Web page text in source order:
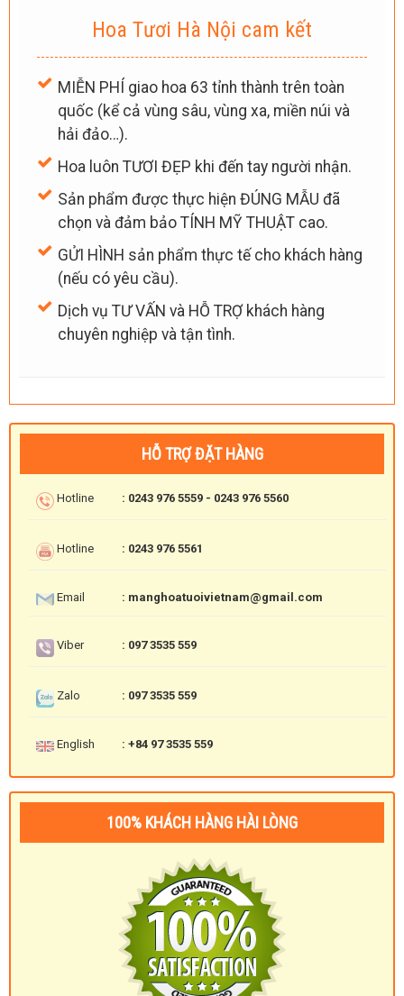
Hoa Tươi Hà Nội cam kết
MIỄN PHÍ giao hoa 63 tỉnh thành trên toàn
quốc (kể cả vùng sâu, vùng xa, miền núi và
hải đảo…).
Hoa luôn TƯƠI ĐẸP khi đến tay người nhận.
Sản phẩm được thực hiện ĐÚNG MẪU đã
chọn và đảm bảo TÍNH MỸ THUẬT cao.
GỬI HÌNH sản phẩm thực tế cho khách hàng
(nếu có yêu cầu).
Dịch vụ TƯ VẤN và HỖ TRỢ khách hàng
chuyên nghiệp và tận tình.
HỖ TRỢ ĐẶT HÀNG
Hotline : 0243 976 5559 - 0243 976 5560
Hotline : 0243 976 5561
Email : manghoatuoivietnam@gmail.com
Viber : 097 3535 559
Zalo : 097 3535 559
English : +84 97 3535 559
100% KHÁCH HÀNG HÀI LÒNG